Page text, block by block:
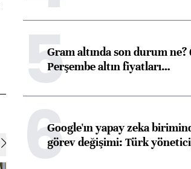
5Gram altında son durum
Perşembe altın fiyatları…
6Google'ın yapay zeka
görev değişimi: Türk